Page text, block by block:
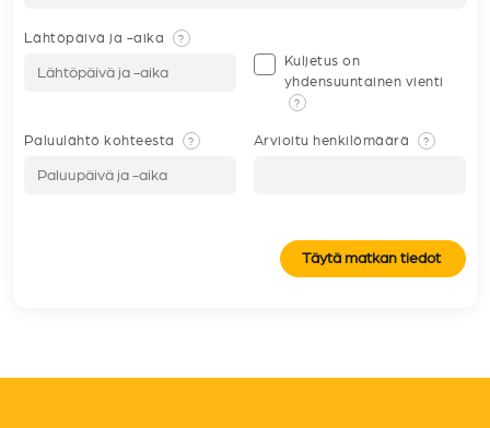
Lähtöpäivä ja -aika ?
Kuljetus on
yhdensuuntainen vienti
?
Paluulähtö kohteesta ? Arvioitu henkilömäärä ?
Täytä matkan tiedot